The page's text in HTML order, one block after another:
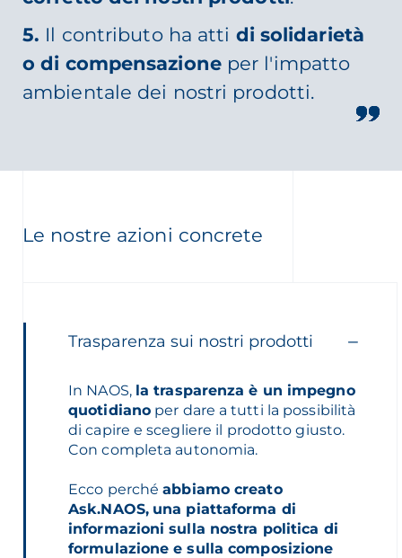
5. Il contributo ha atti di solidarietà
o di compensazioneper l'impatto
ambientale dei nostri prodotti.
Le nostre azioni concrete
Trasparenza sui nostri prodotti
In NAOS, la trasparenza è un impegno
quotidiano per dare a tutti la possibilità
di capire e scegliere il prodotto giusto.
Con completa autonomia.
Ecco perchéabbiamo creato
Ask.NAOS, una piattaforma di
informazioni sulla nostra politica di
formulazione e sulla composizione